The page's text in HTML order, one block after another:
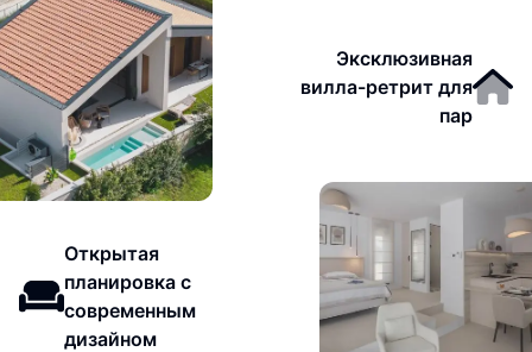
Эксклюзивная
вилла-ретрит для
пар
Открытая
планировка с
современным
дизайном